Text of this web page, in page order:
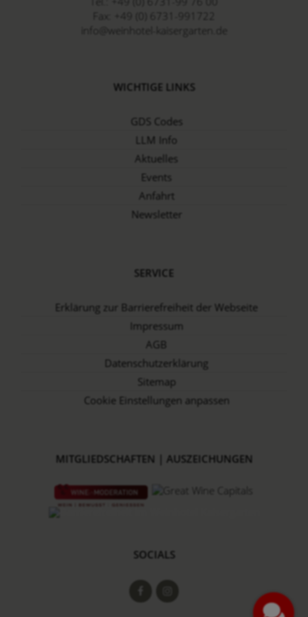
WICHTIGE LINKS
GDS Codes
LLM Info
Aktuelles
Events
Anfahrt
Newsletter
SERVICE
Erklärung zur Barrierefreiheit der Webseite
Impressum
AGB
Datenschutz­erklärung
Sitemap
Cookie Einstellungen anpassen
MITGLIEDSCHAFTEN | AUSZEICHUNGEN
SOCIALS